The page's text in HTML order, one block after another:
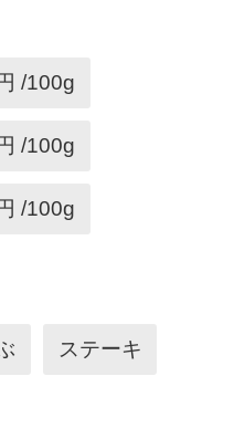
/100g
/100g
/100g
ステーキ